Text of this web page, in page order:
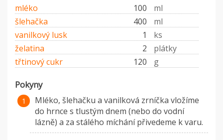
mléko 100
ml
šlehačka
400
ml
vanilkový lusk
1
ks
želatina
2
plátky
třtinový cukr
120 g
Pokyny
Mléko, šlehačku a vanilková zrníčka vložíme
do hrnce s tlustým dnem (nebo do vodní
lázně) a za stálého míchání přivedeme k varu.